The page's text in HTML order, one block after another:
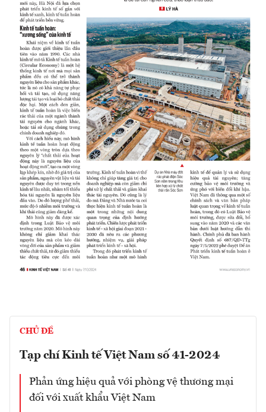
CHỦ ĐỀ
Tạp chí Kinh tế Việt Nam số 41-2024
Phản ứng hiệu quả với phòng vệ thương mại
đối với xuất khẩu Việt Nam